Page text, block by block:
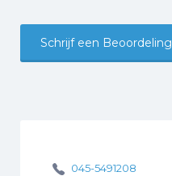
Schrijf een Beoordeling
045-5491208